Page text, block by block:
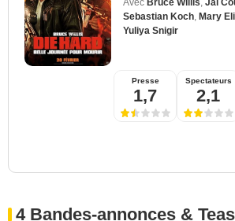
Sebastian Koch Mary
Yuliya Snigir
Presse
1,7
Spectateurs
2,1
4 Bandes-annonces &